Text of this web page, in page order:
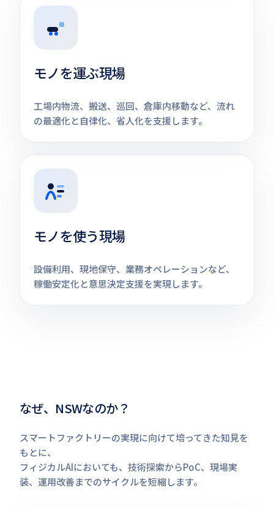
モノを運ぶ現場
工場内物流、搬送、巡回、倉庫内移動など、流れ
の最適化と自律化、省人化を支援します。
モノを使う現場
設備利用、現地保守、業務オペレーションなど、
稼働安定化と意思決定支援を実現します。
なぜ、NSWなのか？
スマートファクトリーの実現に向けて培ってきた知見を
もとに、
フィジカルAIにおいても、技術探索からPoC、現場実
装、運用改善までのサイクルを短縮します。